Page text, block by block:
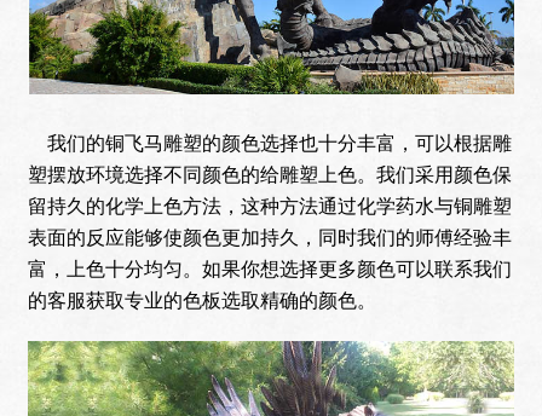
我们的铜飞马雕塑的颜色选择也十分丰富，可以根据雕
塑摆放环境选择不同颜色的给雕塑上色。我们采用颜色保
留持久的化学上色方法，这种方法通过化学药水与铜雕塑
表面的反应能够使颜色更加持久，同时我们的师傅经验丰
富，上色十分均匀。如果你想选择更多颜色可以联系我们
的客服获取专业的色板选取精确的颜色。